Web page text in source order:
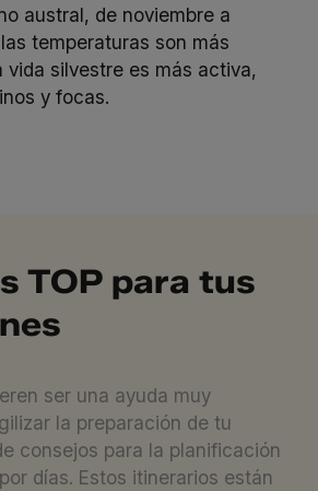
austral, de noviembre a
temperaturas son más
vida silvestre es más activa,
y focas.
TOP para tus
ser una ayuda muy
la preparación de tu
consejos para la planificación
días. Estos itinerarios están